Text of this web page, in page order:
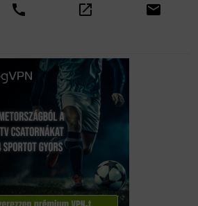
call open_in_new email